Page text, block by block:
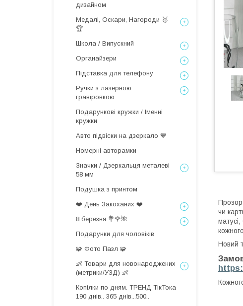
чи
Новий
дизайном
Медалі, Оскари, Нагороди 🥇
🏆
Школа / Випускний
Органайзери
Підставка для телефону
Ручки з лазерною
гравіровкою
Подарункові кружки / Іменні
кружки
Авто підвіски на дзеркало 💙
Номерні авторамки
Значки / Дзеркальця металеві
58 мм
Подушка з принтом
❤️ День Закоханих ❤️
8 березня 💐🌹🌺
Подарунки для чоловіків
🧩 Фото Пазл 🧩
👶 Товари для новонароджених
(метрики/УЗД) 👶
Копілки по дням. ТРЕНД ТікТока
190 днів.. 365 днів...500..